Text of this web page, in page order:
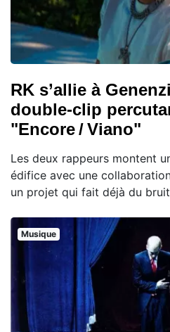
RK s’allie à
double‑clip
"Encore / Viano"
Les deux rappeurs montent
édifice avec une
un projet qui fait déjà du
Musique